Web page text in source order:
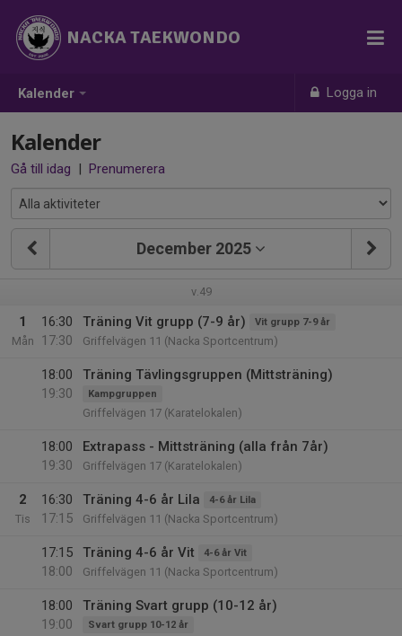
Kalender Logga in
NACKA TAEKWONDO
Kalender
Gå till idag | Prenumerera
December 2025
v.49
1
Mån
16:30
17:30
Träning Vit grupp (7-9 år) Vit grupp 7-9 år
Griffelvägen 11 (Nacka Sportcentrum)
18:00
19:30
Träning Tävlingsgruppen (Mittsträning)
Kampgruppen
Griffelvägen 17 (Karatelokalen)
18:00
19:30
Extrapass - Mittsträning (alla från 7år)
Griffelvägen 17 (Karatelokalen)
2
Tis
16:30
17:15
Träning 4-6 år Lila 4-6 år Lila
Griffelvägen 11 (Nacka Sportcentrum)
17:15
18:00
Träning 4-6 år Vit 4-6 år Vit
Griffelvägen 11 (Nacka Sportcentrum)
18:00
19:00
Träning Svart grupp (10-12 år)
Svart grupp 10-12 år